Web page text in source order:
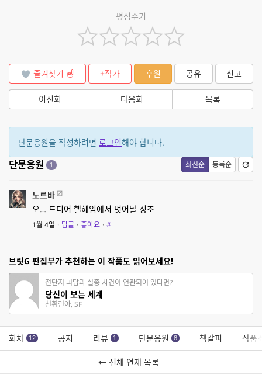
평점주기
즐겨찾기 +작가 후원 공유 신고
이전회 다음회 목록
단문응원을 작성하려면 로그인해야 합니다.
최신순 등록순
단문응원 1
노르바
오… 드디어 헬헤임에서 벗어날 징조
1월 4일 · 답글 · 좋아요 · #
브릿G 편집부가 추천하는 이 작품도 읽어보세요!
전단지 괴담과 실종 사건이 연관되어 있다면?
당신이 보는 세계
천휘린아, SF
회차 12 공지 리뷰 1 단문응원 8 책갈피 작품
← 전체 연재 목록